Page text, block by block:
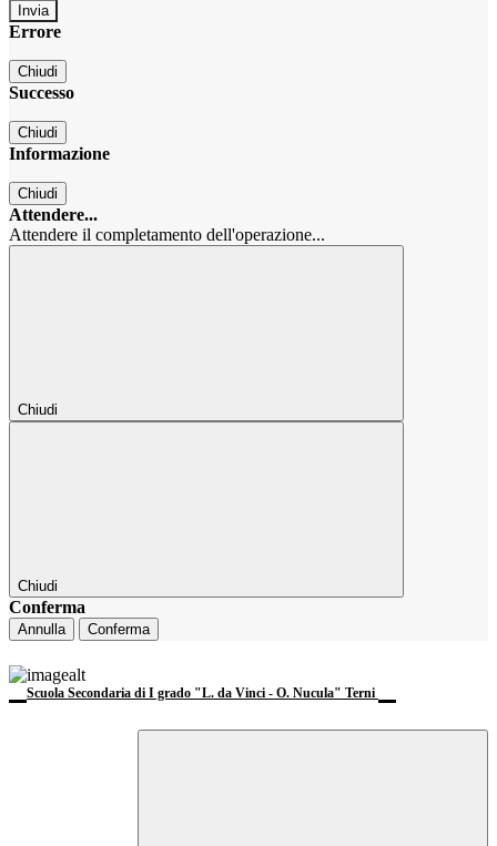
Errore
Chiudi
Successo
Chiudi
Informazione
Chiudi
Attendere...
Attendere il completamento dell'operazione...
Chiudi
Chiudi
Conferma
Annulla Conferma
Scuola Secondaria di I grado "L. da Vinci - O. Nucula" Terni